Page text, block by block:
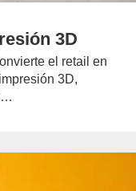
3D
el retail en
3D,